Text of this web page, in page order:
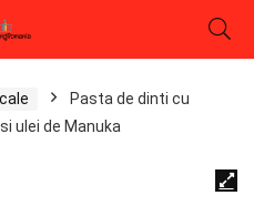
Pasta de dinti cu
ulei de Manuka